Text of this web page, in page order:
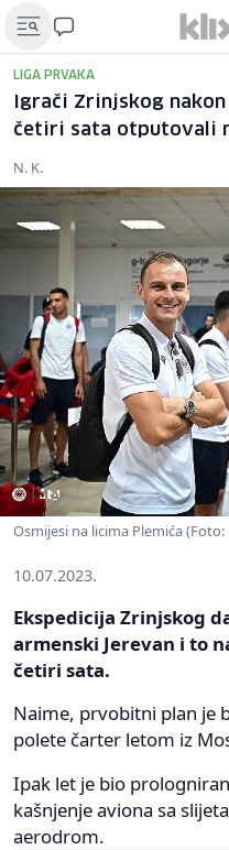
LIGA PRVAKA
Igrači Zrinjskog
četiri sata otputovali
N. K.
Osmijesi na licima Plemića (Foto:
10.07.2023.
Ekspedicija Zrinjskog
armenski Jerevan i to
četiri sata.
Naime, prvobitni plan je
polete čarter letom iz
Ipak let je bio
kašnjenje aviona sa
aerodrom.